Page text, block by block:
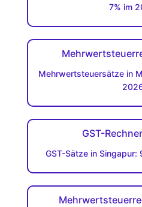
7% im
Mehrwertsteuersätze in
GST-
GST-Sätze in Singapur: